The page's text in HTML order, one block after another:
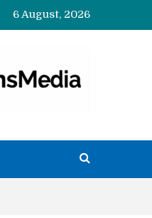
6 August, 2026